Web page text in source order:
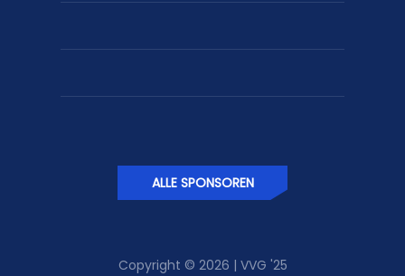
ALLE SPONSOREN
Copyright © 2026 | VVG '25